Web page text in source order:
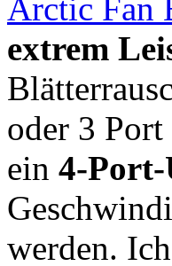
Arctic Fan
extrem
oder 3
ein 4-
werden.